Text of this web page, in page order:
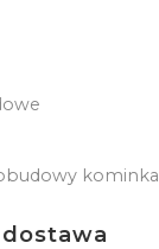
kominka
dostawa